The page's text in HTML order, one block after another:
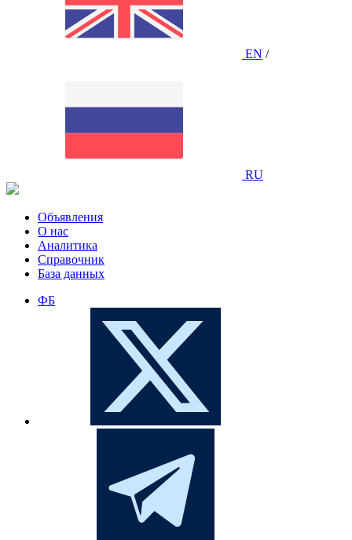
EN /
RU
Объявления
О нас
Аналитика
Справочник
База данных
ФБ